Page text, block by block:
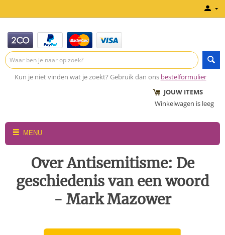
Kun je niet vinden wat je zoekt? Gebruik dan ons bestelformulier
JOUW ITEMS
Winkelwagen is leeg
MENU
Over Antisemitisme: De
geschiedenis van een woord
- Mark Mazower